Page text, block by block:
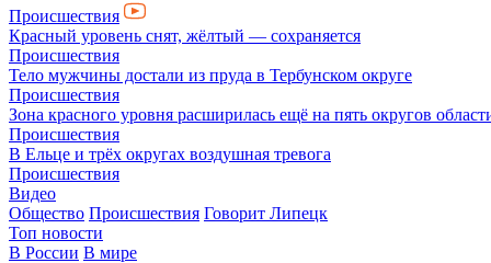
Происшествия
Красный уровень снят, жёлтый — сохраняется
Происшествия
Тело мужчины достали из пруда в Тербунском округе
Происшествия
Зона красного уровня расширилась ещё на пять округов
Происшествия
В Ельце и трёх округах воздушная тревога
Происшествия
Видео
Общество Происшествия Говорит Липецк
Топ новости
В России В мире